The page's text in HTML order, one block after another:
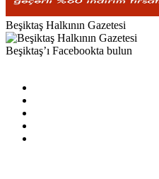
Beşiktaş Halkının Gazetesi
Beşiktaş’ı Facebookta bulun